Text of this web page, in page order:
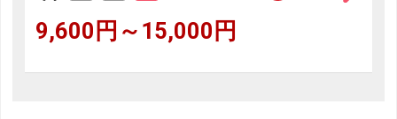
9,600円～15,000円